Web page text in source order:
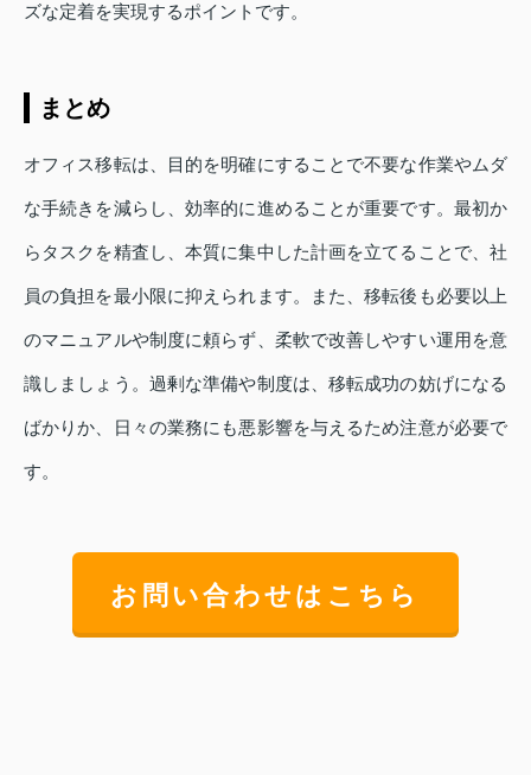
ズな定着を実現するポイントです。
まとめ
オフィス移転は、目的を明確にすることで不要な作業やムダ
な手続きを減らし、効率的に進めることが重要です。最初か
らタスクを精査し、本質に集中した計画を立てることで、社
員の負担を最小限に抑えられます。また、移転後も必要以上
のマニュアルや制度に頼らず、柔軟で改善しやすい運用を意
識しましょう。過剰な準備や制度は、移転成功の妨げになる
ばかりか、日々の業務にも悪影響を与えるため注意が必要で
す。
お問い合わせはこちら